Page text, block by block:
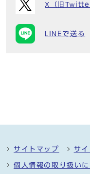
X（旧
LINEで送る
サイトマップ サ
個人情報の取り扱いに